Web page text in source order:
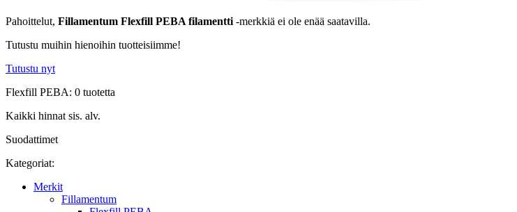
Pahoittelut, Fillamentum Flexfill PEBA filamentti -merkkiä ei ole enää saatavilla.
Tutustu muihin hienoihin tuotteisiimme!
Tutustu nyt
Flexfill PEBA: 0 tuotetta
Kaikki hinnat sis. alv.
Suodattimet
Kategoriat:
Merkit
Fillamentum